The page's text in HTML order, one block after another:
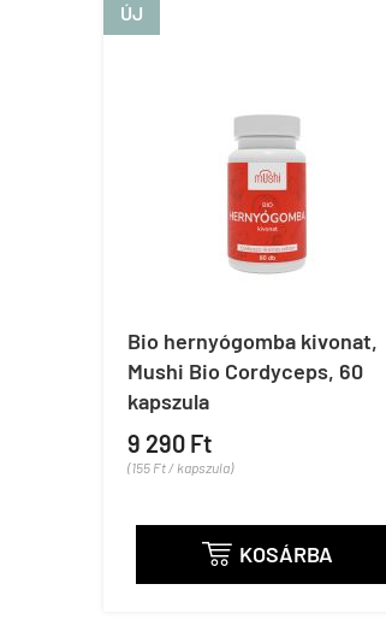
ÚJ
Bio hernyógomba kivonat,
Mushi Bio Cordyceps, 60
kapszula
9 290 Ft
(155 Ft / kapszula)
 KOSÁRBA